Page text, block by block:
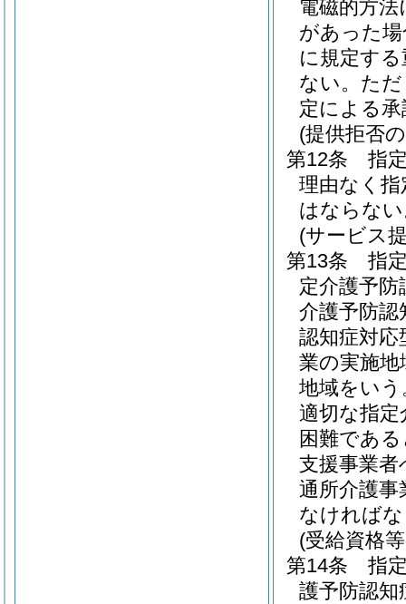
電磁的方
があった
に規定す
ない。 た
定による
(提供拒否
第12条
指
理由なく指
はならな
(サービス
第13条
指
定介護予防
介護予防認
認知症対応
業の実施地
地域をい
適切な指
困難であ
支援事業者
通所介護
なければ
(受給資格
第14条
指
護予防認